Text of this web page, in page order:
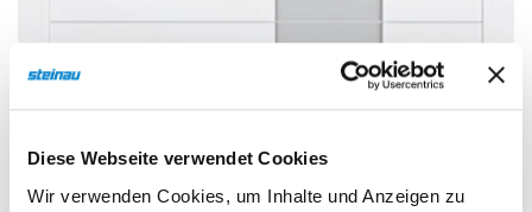
Diese Webseite verwendet Cookies
Wir verwenden Cookies, um Inhalte und Anzeigen zu